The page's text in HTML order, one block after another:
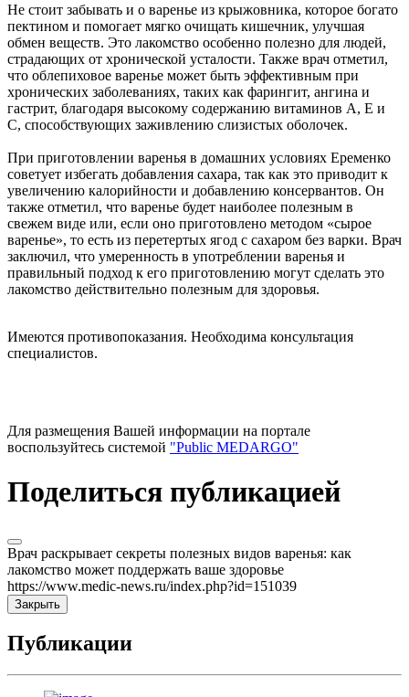
Не стоит забывать и о варенье из крыжовника, которое богато
пектином и помогает мягко очищать кишечник, улучшая
обмен веществ. Это лакомство особенно полезно для людей,
страдающих от хронической усталости. Также врач отметил,
что облепиховое варенье может быть эффективным при
хронических заболеваниях, таких как фарингит, ангина и
гастрит, благодаря высокому содержанию витаминов A, E и
C, способствующих заживлению слизистых оболочек.
При приготовлении варенья в домашних условиях Еременко
советует избегать добавления сахара, так как это приводит к
увеличению калорийности и добавлению консервантов. Он
также отметил, что варенье будет наиболее полезным в
свежем виде или, если оно приготовлено методом «сырое
варенье», то есть из перетертых ягод с сахаром без варки. Врач
заключил, что умеренность в употреблении варенья и
правильный подход к его приготовлению могут сделать это
лакомство действительно полезным для здоровья.
Имеются противопоказания. Необходима консультация
специалистов.
Для размещения Вашей информации на портале
воспользуйтесь системой "Public MEDARGO"
Поделиться публикацией
Врач раскрывает секреты полезных видов варенья: как
лакомство может поддержать ваше здоровье
https://www.medic-news.ru/index.php?id=151039
Закрыть
Публикации